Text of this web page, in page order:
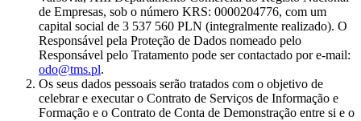
de Empresas, sob o número KRS: 0000204776, com um
capital social de 3 537 560 PLN (integralmente realizado). O
Responsável pela Proteção de Dados nomeado pelo
Responsável pelo Tratamento pode ser contactado por e-mail:
odo@tms.pl.
Os seus dados pessoais serão tratados com o objetivo de
celebrar e executar o Contrato de Serviços de Informação e
Formação e o Contrato de Conta de Demonstração entre si e o